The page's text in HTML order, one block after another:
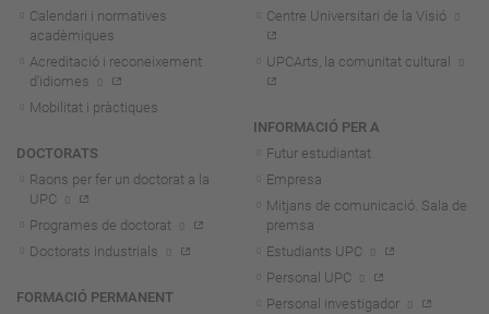
Calendari i normatives
acadèmiques
Acreditació i reconeixement
d'idiomes
Mobilitat i pràctiques
DOCTORATS
Raons per fer un doctorat a la
UPC
Programes de doctorat
Doctorats industrials
FORMACIÓ PERMANENT
Centre Universitari de la Visió
UPCArts, la comunitat cultural
INFORMACIÓ PER A
Futur estudiantat
Empresa
Mitjans de comunicació. Sala de
premsa
Estudiants UPC
Personal UPC
Personal investigador